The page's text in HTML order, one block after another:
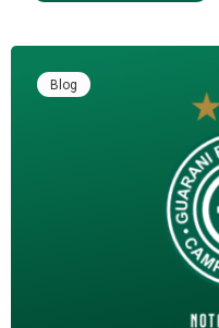
Blog